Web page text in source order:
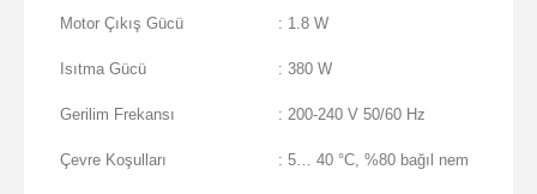
Motor Çıkış Gücü : 1.8 W
Isıtma Gücü : 380 W
Gerilim Frekansı : 200-240 V 50/60 Hz
Çevre Koşulları : 5… 40 °C, %80 bağıl nem